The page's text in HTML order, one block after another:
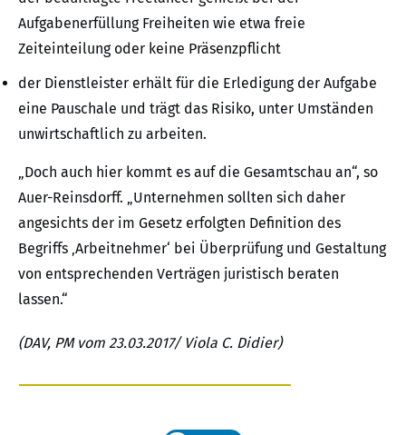
Aufgabenerfüllung Freiheiten wie etwa freie
Zeiteinteilung oder keine Präsenzpflicht
der Dienstleister erhält für die Erledigung der Aufgabe
eine Pauschale und trägt das Risiko, unter Umständen
unwirtschaftlich zu arbeiten.
„Doch auch hier kommt es auf die Gesamtschau an“, so
Auer-Reinsdorff. „Unternehmen sollten sich daher
angesichts der im Gesetz erfolgten Definition des
Begriffs ‚Arbeitnehmer‘ bei Überprüfung und Gestaltung
von entsprechenden Verträgen juristisch beraten
lassen.“
(DAV, PM vom 23.03.2017/ Viola C. Didier)